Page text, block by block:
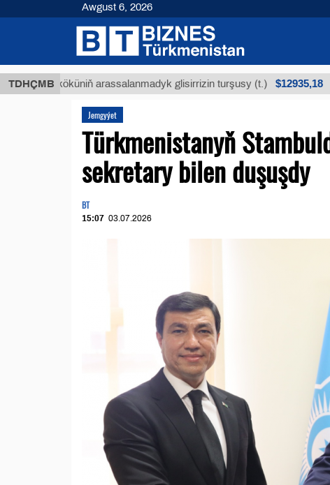
TDHÇMB
köküniň arassalanmadyk glisirrizin turşusy (t.) $12935,18
Jemgyýet
Türkmenistanyň
sekretary bilen duşuşdy
BT
15:07 03.07.2026
Awgust 6, 2026